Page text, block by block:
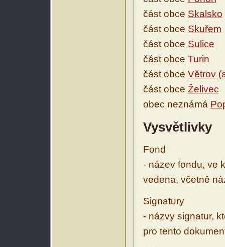
část obce Skalsko
část obce Skuřem
část obce Sulice
část obce Turin
část obce Větrov
část obce Želivec
obec neznámá
Vysvětlivky
Fond
- název fondu, ve
vedena, včetně
Signatury
- názvy signatur,
pro tento